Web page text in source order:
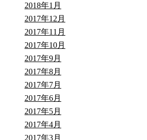
2018年1月
2017年12月
2017年11月
2017年10月
2017年9月
2017年8月
2017年7月
2017年6月
2017年5月
2017年4月
2017年3月